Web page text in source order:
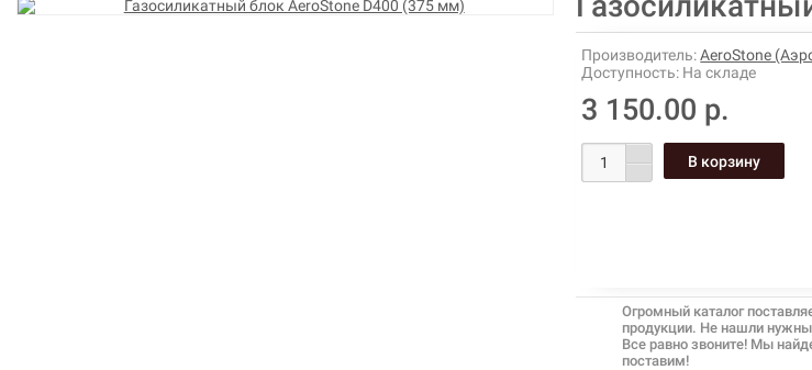
Производитель: AeroStone
Доступность: На складе
3 150.00 р.
Огромный каталог
продукции. Не нашли
Все равно звоните! Мы
поставим!